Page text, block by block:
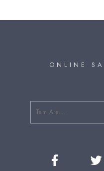
O N L I N E S